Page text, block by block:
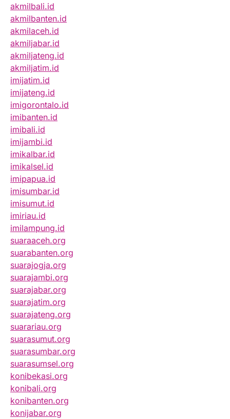
akmilbali.id
akmilbanten.id
akmilaceh.id
akmiljabar.id
akmiljateng.id
akmiljatim.id
imijatim.id
imijateng.id
imigorontalo.id
imibanten.id
imibali.id
imijambi.id
imikalbar.id
imikalsel.id
imipapua.id
imisumbar.id
imisumut.id
imiriau.id
imilampung.id
suaraaceh.org
suarabanten.org
suarajogja.org
suarajambi.org
suarajabar.org
suarajatim.org
suarajateng.org
suarariau.org
suarasumut.org
suarasumbar.org
suarasumsel.org
konibekasi.org
konibali.org
konibanten.org
konijabar.org